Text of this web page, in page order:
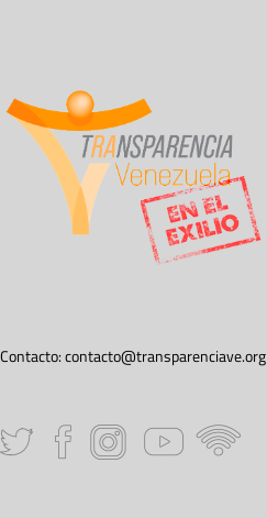
Contacto:contacto@transparenciave.org